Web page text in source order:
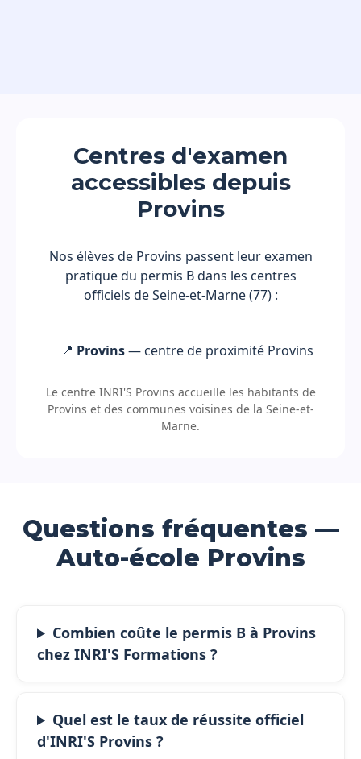
Centres d'examen
accessibles depuis
Provins
Nos élèves de Provins passent leur examen
pratique du permis B dans les centres
officiels de Seine-et-Marne (77) :
📍 Provins— centre de proximité Provins
Le centre INRI'S Provins accueille les habitants de
Provins et des communes voisines de la Seine-et-
Marne.
Questions fréquentes —
Auto-école Provins
Combien coûte le permis B à Provins
chez INRI'S Formations ?
Quel est le taux de réussite officiel
d'INRI'S Provins ?